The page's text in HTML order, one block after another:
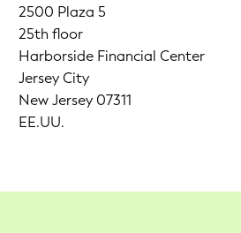
2500 Plaza 5
25th floor
Harborside Financial Center
Jersey City
New Jersey 07311
EE.UU.